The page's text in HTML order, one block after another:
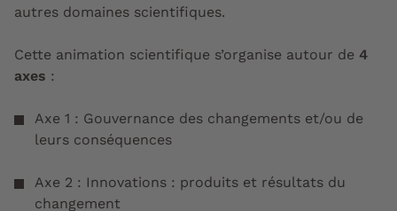
autres domaines scientifiques.
Cette animation scientifique s’organise autour de 4
axes :
Axe 1 : Gouvernance des changements et/ou de
leurs conséquences
Axe 2 : Innovations : produits et résultats du
changement